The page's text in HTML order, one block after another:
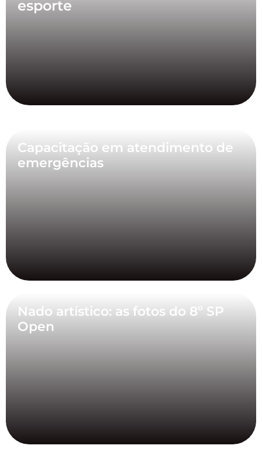
esporte
Capacitação em atendimento de
emergências
Nado artístico: as fotos do 8º SP
Open